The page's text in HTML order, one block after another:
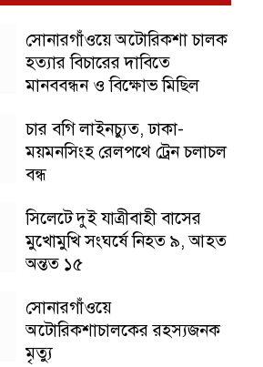
সোনারগাঁওয়ে অটোরিকশা চালক
হত্যার বিচারের দাবিতে
মানববন্ধন ও বিক্ষোভ মিছিল
চার বগি লাইনচ্যুত, ঢাকা-
ময়মনসিংহ রেলপথে ট্রেন চলাচল
বন্ধ
সিলেটে দুই যাত্রীবাহী বাসের
মুখোমুখি সংঘর্ষে নিহত ৯, আহত
অন্তত ১৫
সোনারগাঁওয়ে
অটোরিকশাচালকের রহস্যজনক
মৃত্যু